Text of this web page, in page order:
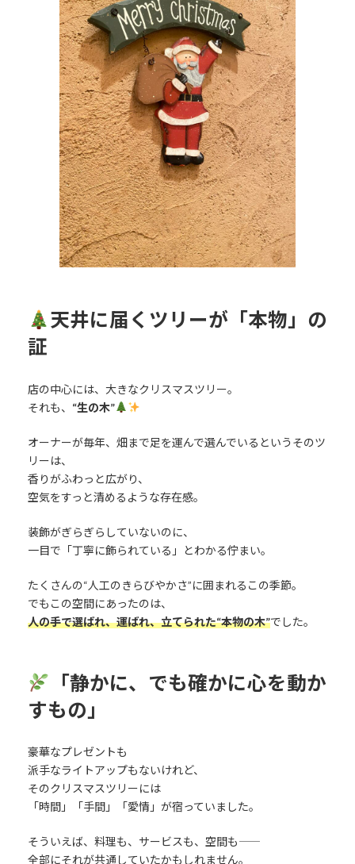
天井に届くツリーが「本物」の
証
店の中心には、大きなクリスマスツリー。
それも、 “生の木”
オーナーが毎年、畑まで足を運んで選んでいるというそのツ
リーは、
香りがふわっと広がり、
空気をすっと清めるような存在感。
装飾がぎらぎらしていないのに、
一目で「丁寧に飾られている」とわかる佇まい。
たくさんの“人工のきらびやかさ”に囲まれるこの季節。
でもこの空間にあったのは、
人の手で選ばれ、運ばれ、立てられた“本物の木”でした。
「静かに、でも確かに心を動か
すもの」
豪華なプレゼントも
派手なライトアップもないけれど、
そのクリスマスツリーには
「時間」「手間」「愛情」が宿っていました。
そういえば、料理も、サービスも、空間も――
全部にそれが共通していたかもしれません。